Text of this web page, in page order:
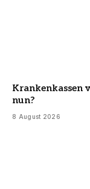
Krankenkassen
nun?
8 August 2026